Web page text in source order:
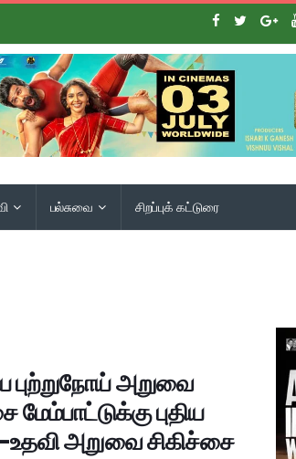
பல்சுவை சிறப்புக் கட்டுரை
அறுவை
மேம்பாட்டுக்கு புதிய
அறுவை சிகிச்சை